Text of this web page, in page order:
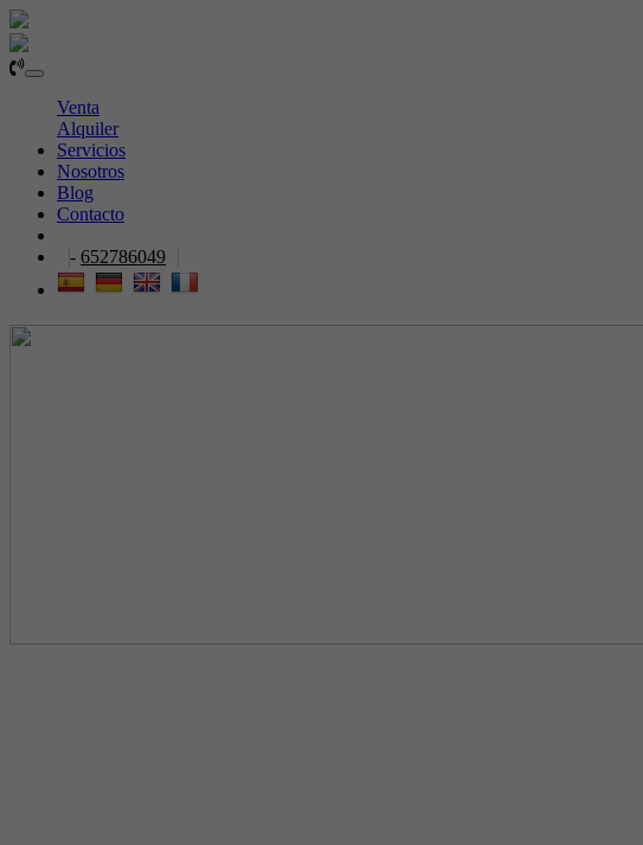
Toggle
navigation
Venta
Alquiler
Servicios
Nosotros
Blog
Contacto
- 652786049